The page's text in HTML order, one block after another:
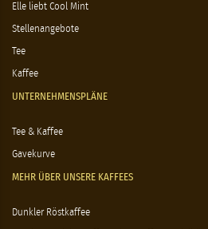
Elle liebt Cool Mint
Stellenangebote
Tee
Kaffee
UNTERNEHMENSPLÄNE
Tee & Kaffee
Gavekurve
MEHR ÜBER UNSERE KAFFEES
Dunkler Röstkaffee